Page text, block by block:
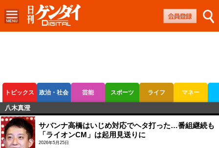
トピックス 政治・社会 芸能 スポーツ ライフ マネー
ボートレース
八木真澄
サバンナ高橋はいじめ対応でヘタ打った…番組継続も
「ライオンCM」は起用見送りに
2026年5月25日